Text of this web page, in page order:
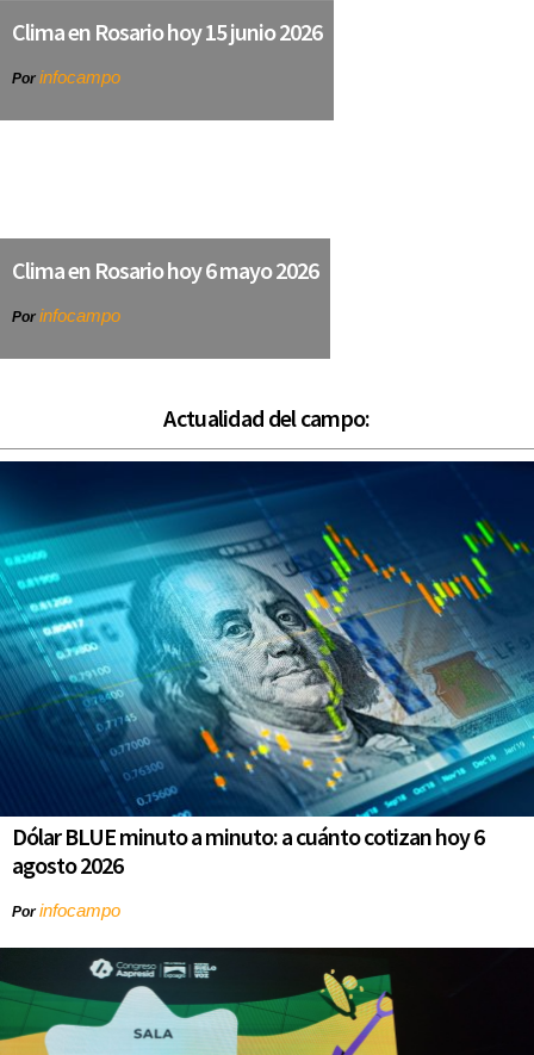
Clima en Rosario hoy 15 junio 2026
Por infocampo
Clima en Rosario hoy 6 mayo 2026
Por infocampo
Actualidad del campo:
Dólar BLUE minuto a minuto: a cuánto cotizan hoy 6
agosto 2026
Porinfocampo